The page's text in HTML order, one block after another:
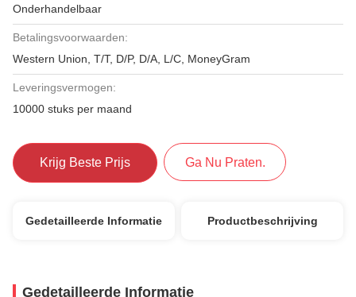
Onderhandelbaar
Betalingsvoorwaarden:
Western Union, T/T, D/P, D/A, L/C, MoneyGram
Leveringsvermogen:
10000 stuks per maand
Krijg Beste Prijs Ga Nu Praten.
Gedetailleerde Informatie Productbeschrijving
Gedetailleerde Informatie